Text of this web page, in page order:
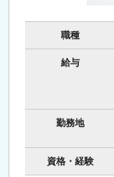
職種
給与
勤務地
資格・経験